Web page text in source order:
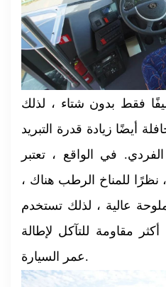
فقط بدون شتاء ، لذلك
أيضًا زيادة قدرة التبريد
في الواقع ، تعتبر
نظرًا للمناخ الرطب هناك ،
عالية ، لذلك تستخدم
مقاومة للتآكل لإطالة
عمر السيارة.